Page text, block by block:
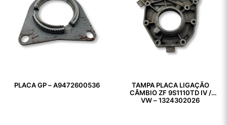
PLACA GP – A9472600536
TAMPA PLACA LIGAÇÃO
CÂMBIO ZF 9S1110TD IV /
VW – 1324302026